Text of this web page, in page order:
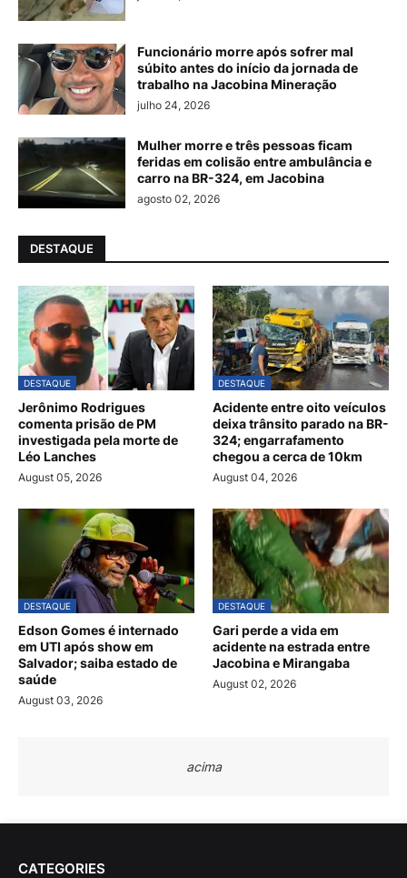
Funcionário morre após sofrer mal
súbito antes do início da jornada de
trabalho na Jacobina Mineração
julho 24, 2026
Mulher morre e três pessoas ficam
feridas em colisão entre ambulância e
carro na BR-324, em Jacobina
agosto 02, 2026
DESTAQUE
DESTAQUE
Jerônimo Rodrigues
comenta prisão de PM
investigada pela morte de
Léo Lanches
August 05, 2026
DESTAQUE
Acidente entre oito veículos
deixa trânsito parado na BR-
324; engarrafamento
chegou a cerca de 10km
August 04, 2026
DESTAQUE
Edson Gomes é internado
em UTI após show em
Salvador; saiba estado de
saúde
August 03, 2026
DESTAQUE
Gari perde a vida em
acidente na estrada entre
Jacobina e Mirangaba
August 02, 2026
acima
CATEGORIES